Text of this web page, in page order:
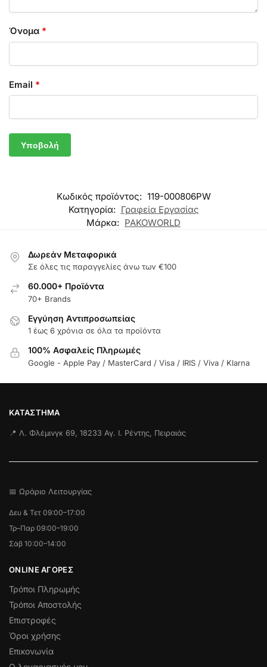
Όνομα *
Email *
Κωδικός προϊόντος: 119-000806PW
Κατηγορία: Γραφεία Εργασίας
Μάρκα: PAKOWORLD
Δωρεάν Μεταφορικά
Σε όλες τις παραγγελίες άνω των €100
60.000+ Προϊόντα
70+ Brands
Εγγύηση Aντιπροσωπείας
1 έως 6 χρόνια σε όλα τα προϊόντα
100% Ασφαλείς Πληρωμές
Google - Apple Pay / MasterCard / Visa / IRIS / Viva / Klarna
ΚΑΤΆΣΤΗΜΑ
📍 Λ. Φλέμινγκ 69, 18233 Αγ. Ι. Ρέντης, Πειραιάς
📅 Ωράριο Λειτουργίας
Δευ & Τετ 09:00–17:00
Τρ–Παρ 09:00–19:00
Σάβ 10:00–14:00
ONLINE ΑΓΟΡΕΣ
Τρόποι Πληρωμής
Τρόποι Αποστολής
Επιστροφές
Όροι χρήσης
Επικονωνία